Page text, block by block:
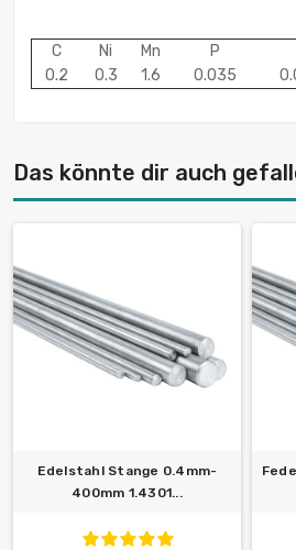
C Ni Mn P
0.2
0.3 1.6 0.035
Das könnte dir auch
Edelstahl Stange 0.4mm-
400mm 1.4301...